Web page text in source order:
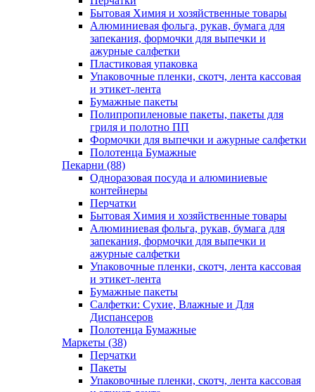
Бытовая Химия и хозяйственные товары
Алюминиевая фольга, рукав, бумага для
запекания, формочки для выпечки и
ажурные салфетки
Пластиковая упаковка
Упаковочные пленки, скотч, лента кассовая
и этикет-лента
Бумажные пакеты
Полипропиленовые пакеты, пакеты для
гриля и полотно ПП
Формочки для выпечки и ажурные салфетки
Полотенца Бумажные
Пекарни (88)
Одноразовая посуда и алюминиевые
контейнеры
Перчатки
Бытовая Химия и хозяйственные товары
Алюминиевая фольга, рукав, бумага для
запекания, формочки для выпечки и
ажурные салфетки
Упаковочные пленки, скотч, лента кассовая
и этикет-лента
Бумажные пакеты
Салфетки: Сухие, Влажные и Для
Диспансеров
Полотенца Бумажные
Маркеты (38)
Перчатки
Пакеты
Упаковочные пленки, скотч, лента кассовая